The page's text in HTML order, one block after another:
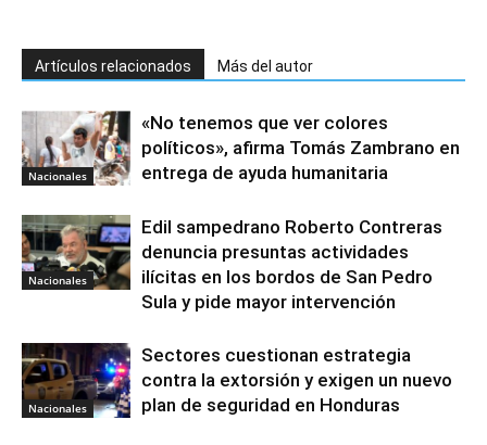
Artículos relacionados Más del autor
Nacionales
«No tenemos que ver colores
políticos», afirma Tomás Zambrano en
entrega de ayuda humanitaria
Nacionales
Edil sampedrano Roberto Contreras
denuncia presuntas actividades
ilícitas en los bordos de San Pedro
Sula y pide mayor intervención
Nacionales
Sectores cuestionan estrategia
contra la extorsión y exigen un nuevo
plan de seguridad en Honduras